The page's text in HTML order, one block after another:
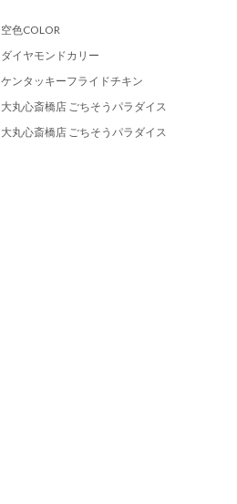
空色COLOR
ダイヤモンドカリー
ケンタッキーフライドチキン
大丸心斎橋店 ごちそうパラダイス
大丸心斎橋店 ごちそうパラダイス